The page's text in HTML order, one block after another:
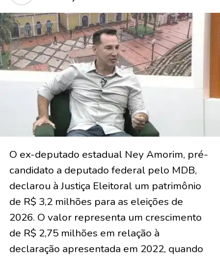
O ex-deputado estadual Ney Amorim, pré-
candidato a deputado federal pelo MDB,
declarou à Justiça Eleitoral um patrimônio
de R$ 3,2 milhões para as eleições de
2026. O valor representa um crescimento
de R$ 2,75 milhões em relação à
declaração apresentada em 2022, quando